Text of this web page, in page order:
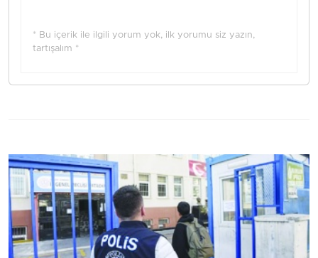
* Bu içerik ile ilgili yorum yok, ilk yorumu siz yazın,
tartışalım *